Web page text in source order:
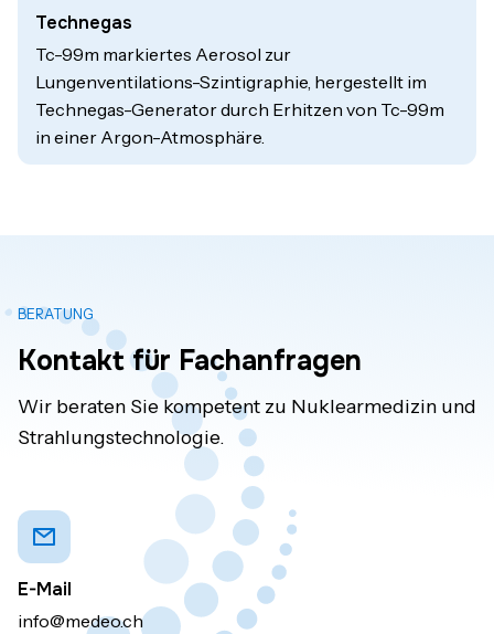
Technegas
Tc-99m markiertes Aerosol zur
Lungenventilations-Szintigraphie, hergestellt im
Technegas-Generator durch Erhitzen von Tc-99m
in einer Argon-Atmosphäre.
BERATUNG
Kontakt für Fachanfragen
Wir beraten Sie kompetent zu Nuklearmedizin und
Strahlungstechnologie.
E-Mail
info@medeo.ch